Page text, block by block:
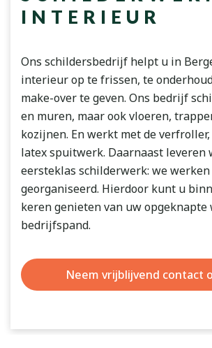
INTERIEUR
Ons schildersbedrijf helpt u in
interieur op te frissen, te
make-over te geven. Ons bedrijf
en muren, maar ook vloeren,
kozijnen. En werkt met de
latex spuitwerk. Daarnaast leveren
eersteklas schilderwerk: we
georganiseerd. Hierdoor kunt u
keren genieten van uw opgeknapte
bedrijfspand.
Neem vrijblijvend contact